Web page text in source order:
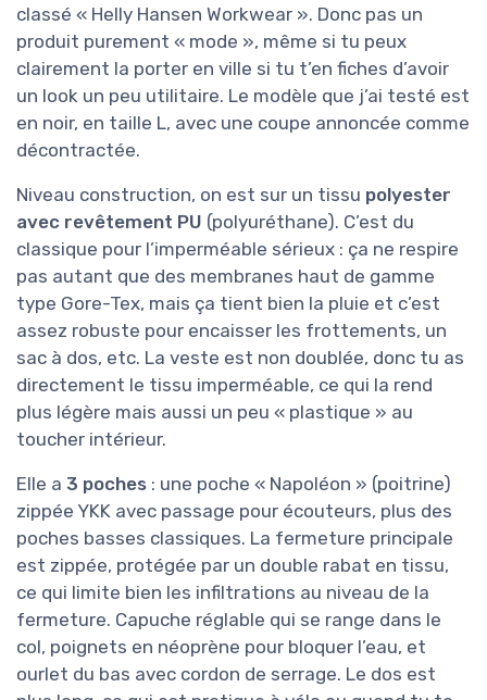
classé « Helly Hansen Workwear ». Donc pas un
produit purement « mode », même si tu peux
clairement la porter en ville si tu t’en fiches d’avoir
un look un peu utilitaire. Le modèle que j’ai testé est
en noir, en taille L, avec une coupe annoncée comme
décontractée.
Niveau construction, on est sur un tissu polyester
avec revêtement PU (polyuréthane). C’est du
classique pour l’imperméable sérieux : ça ne respire
pas autant que des membranes haut de gamme
type Gore-Tex, mais ça tient bien la pluie et c’est
assez robuste pour encaisser les frottements, un
sac à dos, etc. La veste est non doublée, donc tu as
directement le tissu imperméable, ce qui la rend
plus légère mais aussi un peu « plastique » au
toucher intérieur.
Elle a 3 poches : une poche « Napoléon » (poitrine)
zippée YKK avec passage pour écouteurs, plus des
poches basses classiques. La fermeture principale
est zippée, protégée par un double rabat en tissu,
ce qui limite bien les infiltrations au niveau de la
fermeture. Capuche réglable qui se range dans le
col, poignets en néoprène pour bloquer l’eau, et
ourlet du bas avec cordon de serrage. Le dos est